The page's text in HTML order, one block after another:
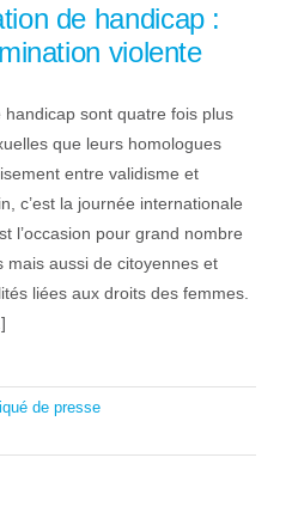
de handicap :
violente
sont quatre fois plus
que leurs homologues
entre validisme et
c’est la journée internationale
l’occasion pour grand nombre
mais aussi de citoyennes et
liées aux droits des femmes.
de presse